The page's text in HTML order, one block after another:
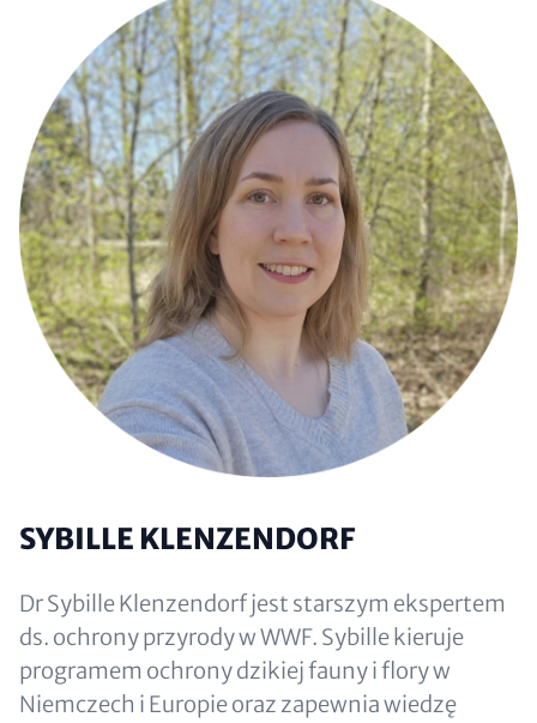
SYBILLE KLENZENDORF
Dr Sybille Klenzendorf jest starszym ekspertem
ds. ochrony przyrody w WWF. Sybille kieruje
programem ochrony dzikiej fauny i flory w
Niemczech i Europie oraz zapewnia wiedzę